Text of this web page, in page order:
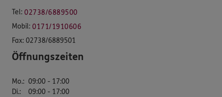
Tel: 02738/6889500
Mobil: 0171/1910606
Fax: 02738/6889501
Öffnungszeiten
Mo.: 09:00 - 17:00
Di.:
09:00 - 17:00